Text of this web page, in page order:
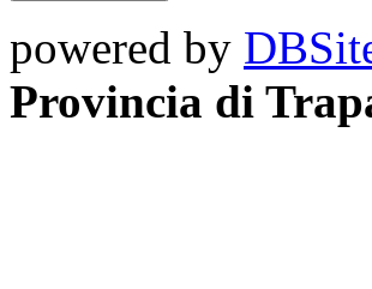
powered by
Provincia di